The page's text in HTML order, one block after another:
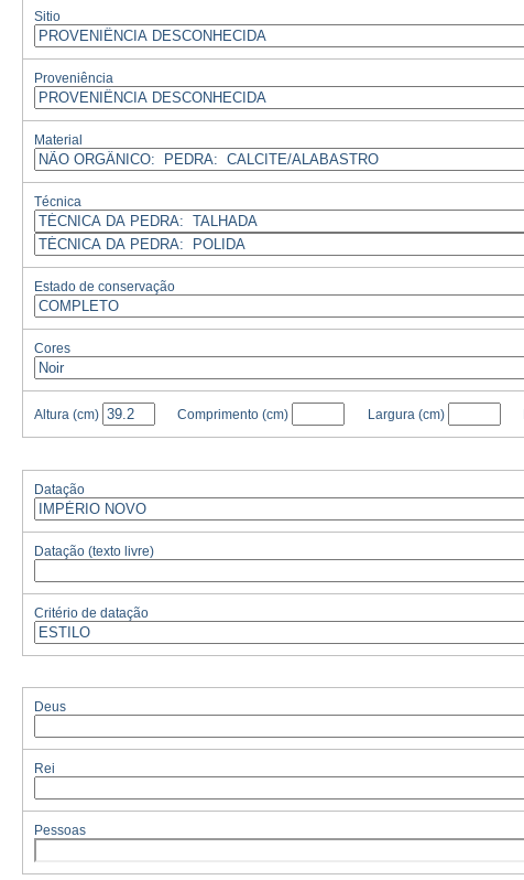
Sitio
Proveniência
Material
Técnica
Estado de conservação
Cores
Altura (cm) Comprimento (cm) Largura (cm)
Datação
Datação (texto livre)
Critério de datação
Deus
Rei
Pessoas